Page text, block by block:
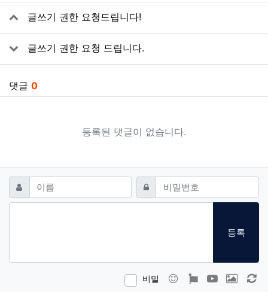
관련자료
글쓰기 권한 요청드립니다!
글쓰기 권한 요청 드립니다.
댓글 0
등록된 댓글이 없습니다.
댓글쓰기
이름 필수 비밀번호필수
등록
비밀 이모티콘폰트어썸
동영상 이미지